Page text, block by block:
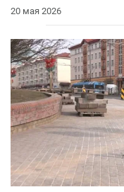
20 мая 2026